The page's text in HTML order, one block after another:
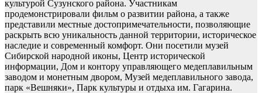
культурой Сузунского района. Участникам
продемонстрировали фильм о развитии района, а также
представили местные достопримечательности, позволяющие
раскрыть всю уникальность данной территории, историческое
наследие и современный комфорт. Они посетили музей
Сибирской народной иконы, Центр исторической
информации, Дом и контору управляющего медеплавильным
заводом и монетным двором, Музей медеплавильного завода,
парк «Вешняки», Парк культуры и отдыха им. Гагарина.